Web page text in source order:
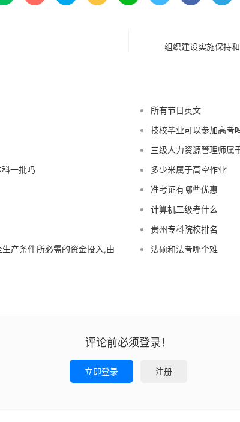
组织建设实施保持
所有节日英文
技校毕业可以参加高考
三级人力资源管理师属
一批吗
多少米属于高空作业‘
准考证有哪些优惠
计算机二级考什么
贵州专科院校排名
产条件所必需的资金投入,由
法硕和法考哪个难
评论前必须登录！
立即登录 注册